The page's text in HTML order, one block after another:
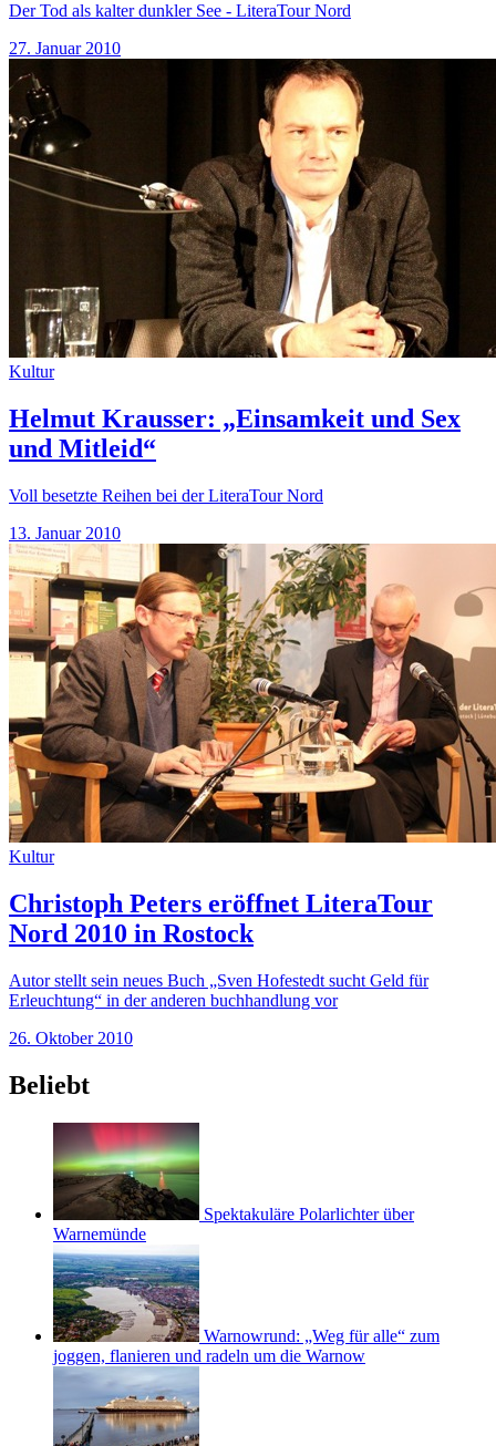
Der Tod als kalter dunkler See - LiteraTour Nord
27. Januar 2010
Kultur
Helmut Krausser: „Einsamkeit und Sex
und Mitleid“
Voll besetzte Reihen bei der LiteraTour Nord
13. Januar 2010
Kultur
Christoph Peters eröffnet LiteraTour
Nord 2010 in Rostock
Autor stellt sein neues Buch „Sven Hofestedt sucht Geld für
Erleuchtung“ in der anderen buchhandlung vor
26. Oktober 2010
Beliebt
Spektakuläre Polarlichter über
Warnemünde
Warnowrund: „Weg für alle“ zum
joggen, flanieren und radeln um die Warnow